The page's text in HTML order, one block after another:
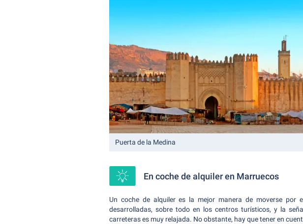
Puerta de la Medina
En coche de alquiler en Marruecos
Un coche de alquiler es la mejor manera de moverse
desarrolladas, sobre todo en los centros turísticos, y la
carreteras es muy relajada. No obstante, hay que tener en